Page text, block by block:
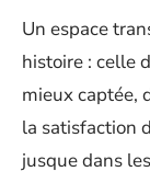
Un espace
histoire : celle
mieux captée,
la satisfaction
jusque dans